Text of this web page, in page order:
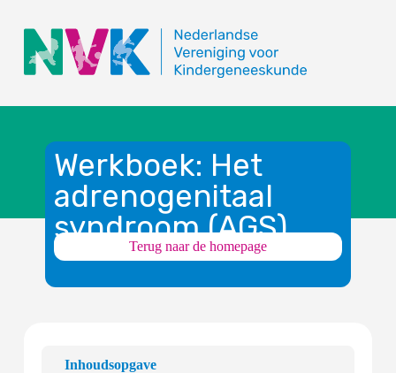
Werkboek: Het
adrenogenitaal
syndroom (AGS)
Terug naar de homepage
Inhoudsopgave